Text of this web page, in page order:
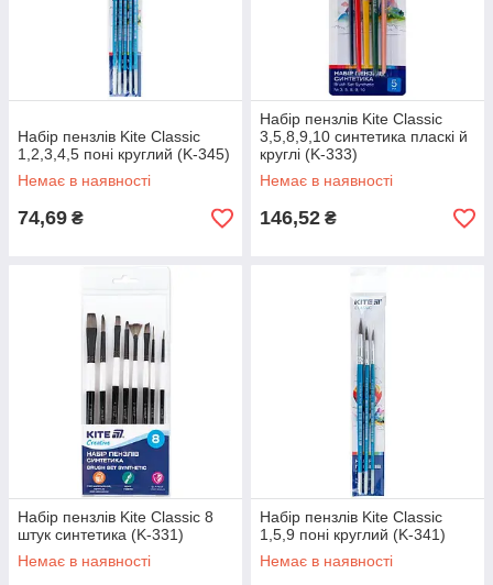
Набір пензлів Kite Classic
1,2,3,4,5 поні круглий (K-345)
Немає в наявності
74,69 ₴
Набір пензлів Kite Classic
3,5,8,9,10 синтетика пласкі й
круглі (K-333)
Немає в наявності
146,52 ₴
Набір пензлів Kite Classic 8
штук синтетика (K-331)
Немає в наявності
Набір пензлів Kite Classic
1,5,9 поні круглий (K-341)
Немає в наявності